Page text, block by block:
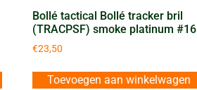
Bollé tactical Bollé tracker bril
(TRACPSF) smoke platinum #16
€23,50
Toevoegen aan winkelwagen